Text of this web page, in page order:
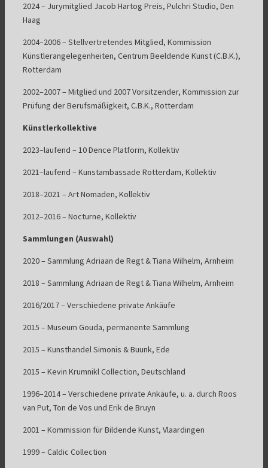
2024 – Jurymitglied Jacob Hartog Preis, Pulchri Studio, Den
Haag
2004–2006 – Stellvertretendes Mitglied, Kommission
Künstlerangelegenheiten, Centrum Beeldende Kunst (C.B.K.),
Rotterdam
2002–2007 – Mitglied und 2007 Vorsitzender, Kommission zur
Prüfung der Berufsmäßigkeit, C.B.K., Rotterdam
Künstlerkollektive
2023–laufend – 10 Dence Platform, Kollektiv
2021–laufend – Kunstambassade Rotterdam, Kollektiv
2018–2021 – Art Nomaden, Kollektiv
2012–2016 – Nocturne, Kollektiv
Sammlungen (Auswahl)
2020 – Sammlung Adriaan de Regt & Tiana Wilhelm, Arnheim
2018 – Sammlung Adriaan de Regt & Tiana Wilhelm, Arnheim
2016/2017 – Verschiedene private Ankäufe
2015 – Museum Gouda, permanente Sammlung
2015 – Kunsthandel Simonis & Buunk, Ede
2015 – Kevin Krumnikl Collection, Deutschland
1996–2014 – Verschiedene private Ankäufe, u. a. durch Roos
van Put, Ton de Vos und Erik de Bruyn
2001 – Kommission für Bildende Kunst, Vlaardingen
1999 – Caldic Collection